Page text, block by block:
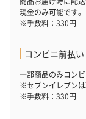
現金のみ可能です。
※手数料：330円
コンビニ前払い
一部商品のみコン
※セブンイレブンは
※手数料：330円